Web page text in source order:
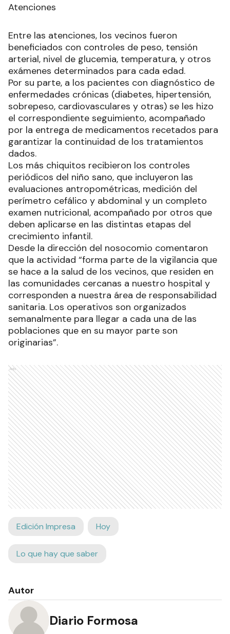
Atenciones
Entre las atenciones, los vecinos fueron
beneficiados con controles de peso, tensión
arterial, nivel de glucemia, temperatura, y otros
exámenes determinados para cada edad.
Por su parte, a los pacientes con diagnóstico de
enfermedades crónicas (diabetes, hipertensión,
sobrepeso, cardiovasculares y otras) se les hizo
el correspondiente seguimiento, acompañado
por la entrega de medicamentos recetados para
garantizar la continuidad de los tratamientos
dados.
Los más chiquitos recibieron los controles
periódicos del niño sano, que incluyeron las
evaluaciones antropométricas, medición del
perímetro cefálico y abdominal y un completo
examen nutricional, acompañado por otros que
deben aplicarse en las distintas etapas del
crecimiento infantil.
Desde la dirección del nosocomio comentaron
que la actividad “forma parte de la vigilancia que
se hace a la salud de los vecinos, que residen en
las comunidades cercanas a nuestro hospital y
corresponden a nuestra área de responsabilidad
sanitaria. Los operativos son organizados
semanalmente para llegar a cada una de las
poblaciones que en su mayor parte son
originarias”.
Ads
Edición Impresa Hoy
Lo que hay que saber
Autor
Diario Formosa